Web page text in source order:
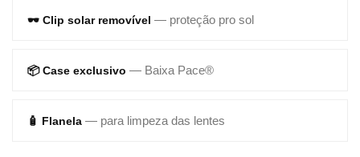
🕶️ Clip solar removível — proteção pro sol
📦 Case exclusivo — Baixa Pace®
🧴 Flanela — para limpeza das lentes